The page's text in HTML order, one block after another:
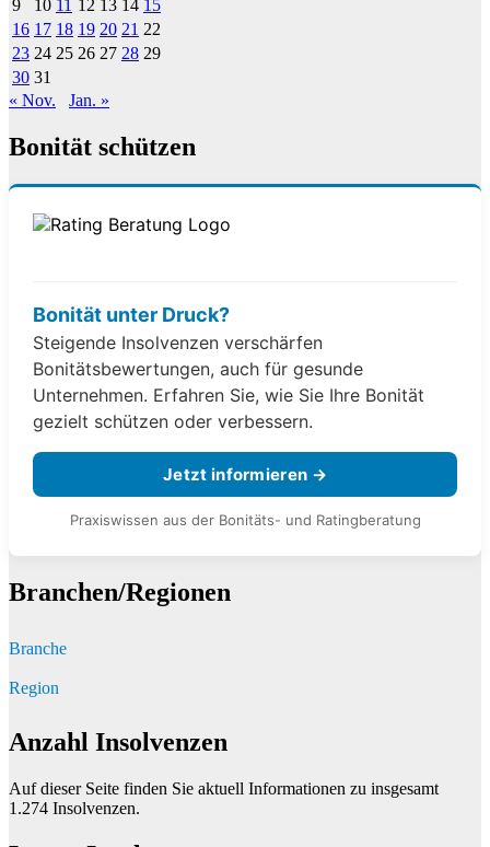
9
10 11 12 13 14 15
16 17 18 19 20 21 22
23 24 25 26 27 28 29
30 31
« Nov.
Jan. »
Bonität schützen
Bonität unter Druck?
Steigende Insolvenzen verschärfen
Bonitätsbewertungen, auch für gesunde
Unternehmen. Erfahren Sie, wie Sie Ihre Bonität
gezielt schützen oder verbessern.
Jetzt informieren →
Praxiswissen aus der Bonitäts- und Ratingberatung
Branchen/Regionen
Branche
Region
Anzahl Insolvenzen
Auf dieser Seite finden Sie aktuell Informationen zu insgesamt
1.274 Insolvenzen.